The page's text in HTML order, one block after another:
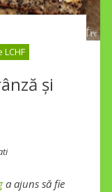
și
a ajuns să fie